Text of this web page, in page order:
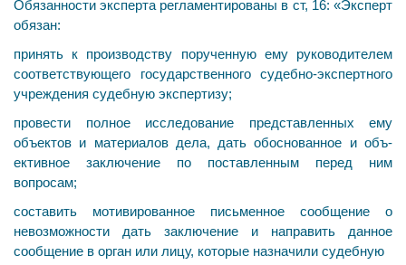
Обязанности эксперта регламентированы в ст, 16: «Эксперт
обязан:
принять к производству порученную ему руководи­телем
соответствующего государственного судебно-экс­пертного
учреждения судебную экспертизу;
провести полное исследование представленных ему
объектов и материалов дела, дать обоснованное и объ­
ективное заключение по поставленным перед ним
вопросам;
составить мотивированное письменное сообщение о
невозможности дать заключение и направить данное
сообщение в орган или лицу, которые назначили судебную